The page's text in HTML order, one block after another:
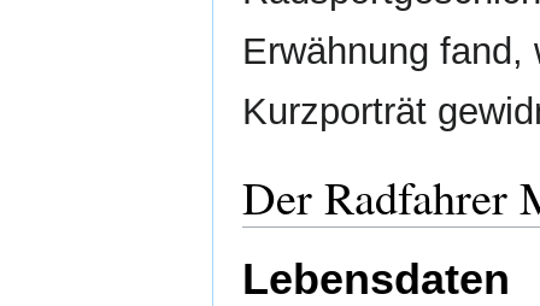
Erwähnung fand,
Kurzporträt
Der Radfahrer
Lebensdaten